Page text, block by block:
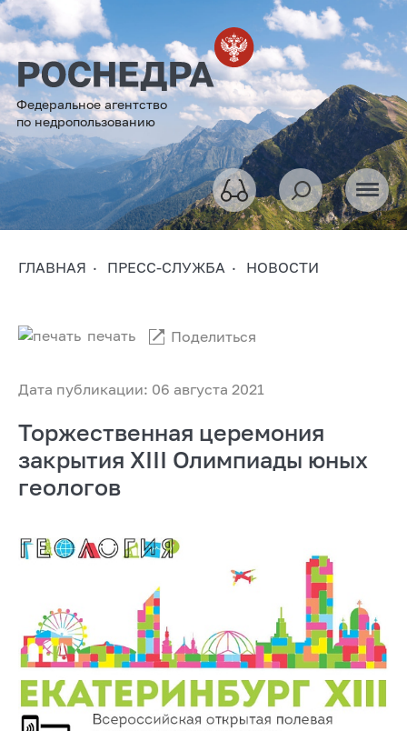
Федеральное агентство
по недропользованию
ГЛАВНАЯ ПРЕСС-СЛУЖБА НОВОСТИ
Дата публикации: 06 августа 2021
печать Поделиться
Торжественная церемония
закрытия XIII Олимпиады юных
геологов